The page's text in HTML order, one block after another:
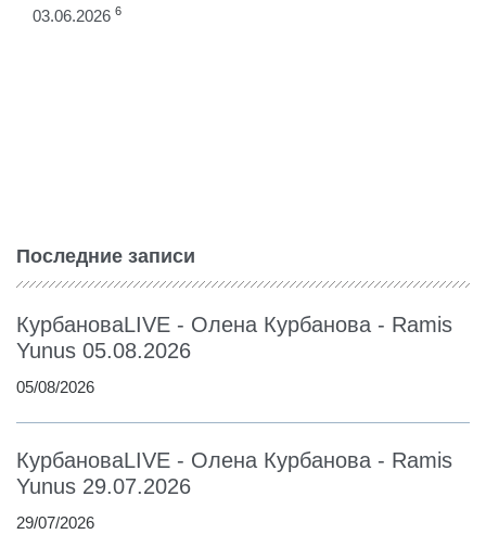
03.06.2026 6
Последние записи
КурбановаLIVE - Олена Курбанова - Ramis
Yunus 05.08.2026
05/08/2026
КурбановаLIVE - Олена Курбанова - Ramis
Yunus 29.07.2026
29/07/2026